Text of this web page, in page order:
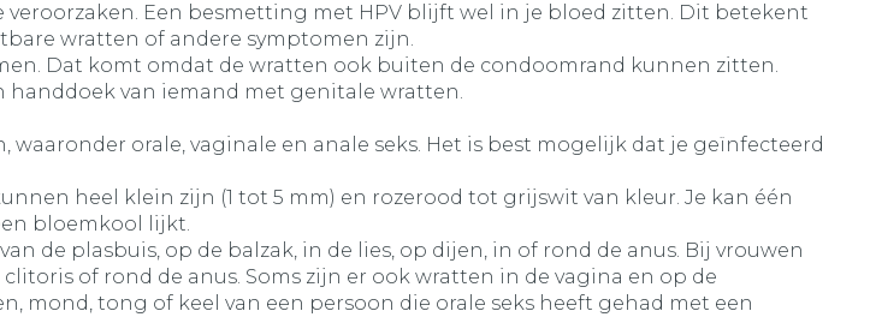
Een besmetting met HPV blijft wel in je bloed zitten. Dit betekent
wratten of andere symptomen zijn.
Dat komt omdat de wratten ook buiten de condoomrand kunnen zitten.
handdoek van iemand met genitale wratten.
orale, vaginale en anale seks. Het is best mogelijk dat je geïnfecteerd
heel klein zijn (1 tot 5 mm) en rozerood tot grijswit van kleur. Je kan één
bloemkool lijkt.
de plasbuis, op de balzak, in de lies, op dijen, in of rond de anus. Bij vrouwen
of rond de anus. Soms zijn er ook wratten in de vagina en op de
tong of keel van een persoon die orale seks heeft gehad met een